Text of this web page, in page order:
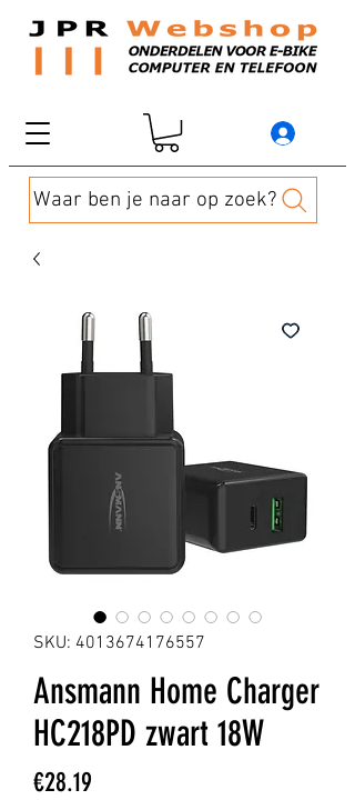
Waar ben je naar op zoek?
SKU: 4013674176557
Ansmann Home Charger
HC218PD zwart 18W
€28.19